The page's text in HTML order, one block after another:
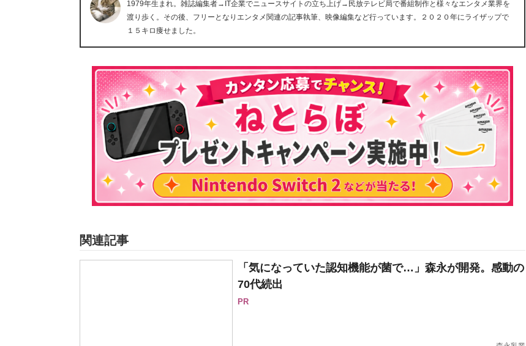
1979年生まれ。雑誌編集者→IT企業でニュースサイトの立ち上げ→民放テレビ局で番組制作と様々なエンタメ業界を
渡り歩く。その後、フリーとなりエンタメ関連の記事執筆、映像編集など行っています。２０２０年にライザップで
１５キロ痩せました。
関連記事
「気になっていた認知機能が菌で…」森永が開発。感動の
70代続出
PR